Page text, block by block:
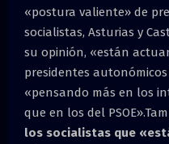
«postura valiente» de
socialistas, Asturias y
su opinión, «están
presidentes
«pensando más en los
que en los del
los socialistas que